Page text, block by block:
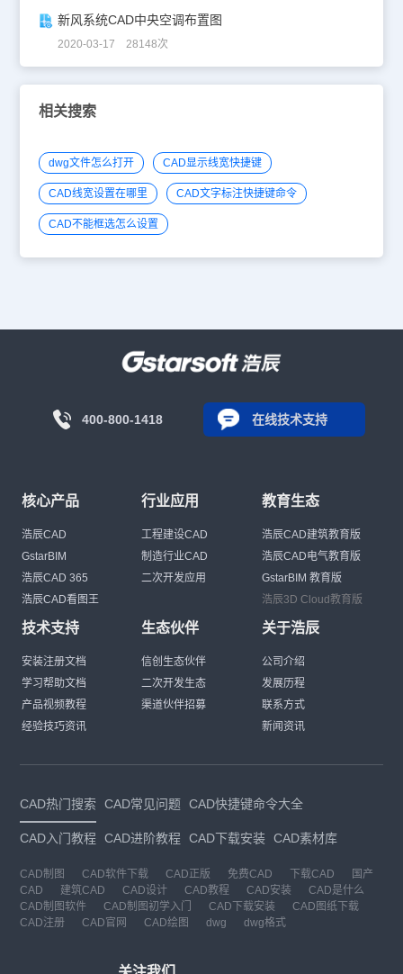
新风系统CAD中央空调布置图
2020-03-17 28148次
相关搜索
dwg文件怎么打开 CAD显示线宽快捷键
CAD线宽设置在哪里 CAD文字标注快捷键命令
CAD不能框选怎么设置
400-800-1418 在线技术支持
核心产品
浩辰CAD
GstarBIM
浩辰CAD 365
浩辰CAD看图王
行业应用
工程建设CAD
制造行业CAD
二次开发应用
教育生态
浩辰CAD建筑教育版
浩辰CAD电气教育版
GstarBIM 教育版
浩辰3D Cloud教育版
技术支持
安装注册文档
学习帮助文档
产品视频教程
经验技巧资讯
生态伙伴
信创生态伙伴
二次开发生态
渠道伙伴招募
关于浩辰
公司介绍
发展历程
联系方式
新闻资讯
CAD热门搜索 CAD常见问题 CAD快捷键命令大全
CAD入门教程 CAD进阶教程 CAD下载安装 CAD素材库
CAD制图 CAD软件下载 CAD正版 免费CAD 下载CAD
国产
CAD
建筑CAD CAD设计 CAD教程 CAD安装
CAD是什么
CAD制图软件
CAD制图初学入门 CAD下载安装
CAD图纸下载
CAD注册
CAD官网 CAD绘图 dwg dwg格式